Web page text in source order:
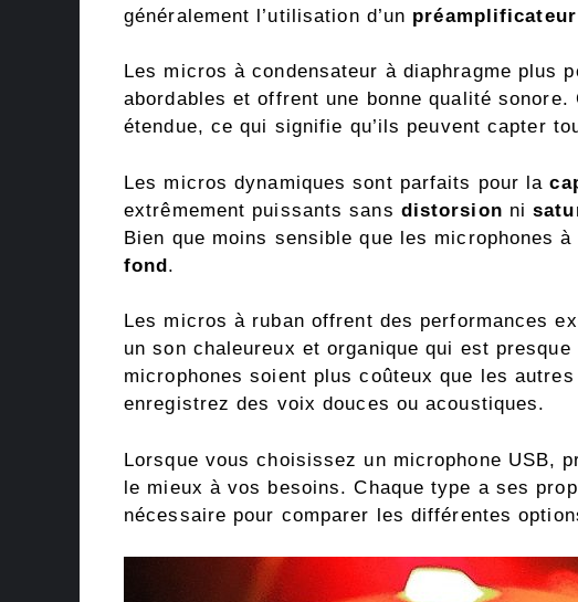
généralement l’utilisation d’un
Les micros à condensateur à diaphragme plus
abordables et offrent une bonne qualité
étendue, ce qui signifie qu’ils peuvent capter
Les micros dynamiques sont parfaits pour la
extrêmement puissants sans distorsion ni
Bien que moins sensible que les microphones
fond.
Les micros à ruban offrent des performances
un son chaleureux et organique qui est
microphones soient plus coûteux que les
enregistrez des voix douces ou acoustiques.
Lorsque vous choisissez un microphone USB,
le mieux à vos besoins. Chaque type a ses
nécessaire pour comparer les différentes